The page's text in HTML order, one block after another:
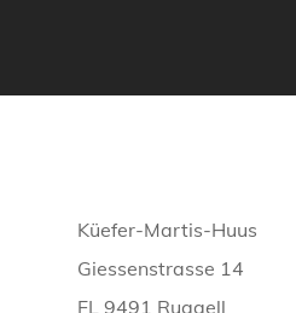
Küefer-Martis-Huus
Giessenstrasse 14
FL 9491 Ruggell